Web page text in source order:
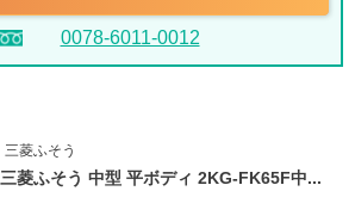
0078-6011-0012
三菱ふそう
三菱ふそう 中型 平ボディ 2KG-FK65F中...